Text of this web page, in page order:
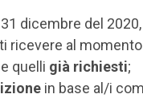
dicembre del
ricevere al
e quelli già richiesti;
in base al/i